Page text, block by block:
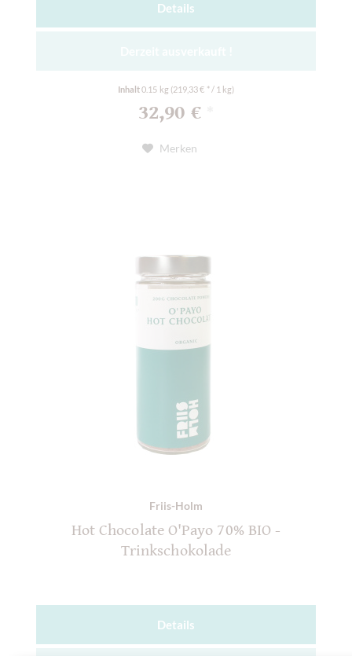
Details
Inhalt0.15 kg (219,33 € * / 1 kg)
32,90 €
Merken
Friis-Holm
Hot Chocolate O'Payo 70% BIO -
Trinkschokolade
Details